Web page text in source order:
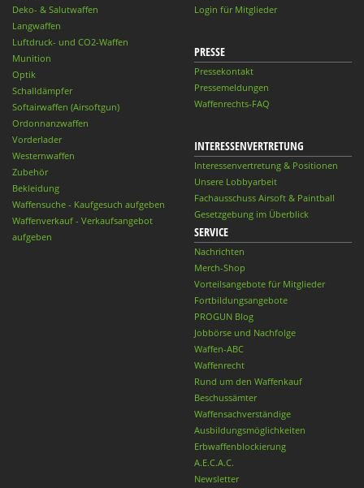
Deko- & Salutwaffen
Langwaffen
Luftdruck- und CO2-Waffen
Munition
Optik
Schalldämpfer
Softairwaffen (Airsoftgun)
Ordonnanzwaffen
Vorderlader
Westernwaffen
Zubehör
Bekleidung
Waffensuche - Kaufgesuch aufgeben
Waffenverkauf - Verkaufsangebot
aufgeben
Login für Mitglieder
PRESSE
Pressekontakt
Pressemeldungen
Waffenrechts-FAQ
INTERESSENVERTRETUNG
Interessenvertretung & Positionen
Unsere Lobbyarbeit
Fachausschuss Airsoft & Paintball
Gesetzgebung im Überblick
SERVICE
Nachrichten
Merch-Shop
Vorteilsangebote für Mitglieder
Fortbildungsangebote
PROGUN Blog
Jobbörse und Nachfolge
Waffen-ABC
Waffenrecht
Rund um den Waffenkauf
Beschussämter
Waffensachverständige
Ausbildungsmöglichkeiten
Erbwaffenblockierung
A.E.C.A.C.
Newsletter